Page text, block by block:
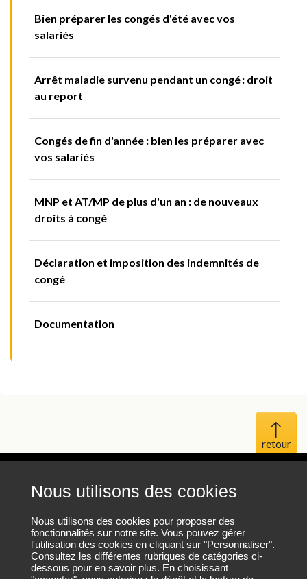
Nous utilisons des cookies
Nous utilisons des cookies pour proposer des
fonctionnalités sur notre site. Vous pouvez gérer
l'utilisation des cookies en cliquant sur "Personnaliser".
Consultez les différentes rubriques de catégories ci-
dessous pour en savoir plus. En choisissant
Bien préparer les congés d'été avec vos
salariés
Arrêt maladie survenu pendant un congé : droit
au report
Congés de fin d'année : bien les préparer avec
vos salariés
MNP et AT/MP de plus d'un an : de nouveaux
droits à congé
Déclaration et imposition des indemnités de
congé
Documentation
Haut
Mentions légales
Protection des données personnelles
Plan du site